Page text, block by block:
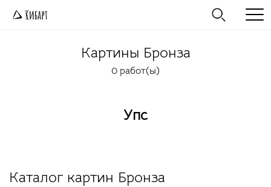
Картины Бронза
0 работ(ы)
Упс
Каталог картин Бронза